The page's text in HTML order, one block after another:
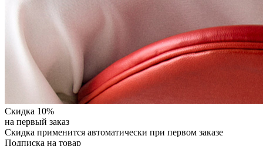
Скидка 10%
на первый заказ
Скидка применится автоматически при первом заказе
Подписка на товар